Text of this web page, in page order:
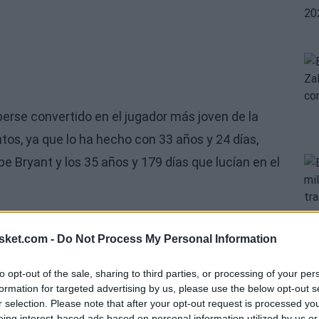
- Do Not Process My Personal Information
opt-out of the sale, sharing to third parties, or processing of your
for targeted advertising by us, please use the below opt-out
selection. Please note that after your opt-out request is processed
convertido en el jugador más joven de la
ya que lo ha hecho con 33 años y 24 días,
Bryant y los 35 años y 179 días que lucían en el
que menos partidos ha necesitado para
partidos. En ese apartado se ve superado
960 de Michael Jordan, y los 941 que